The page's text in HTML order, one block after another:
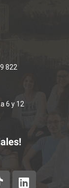
822
6 y 12